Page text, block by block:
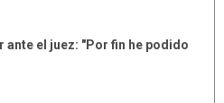
ante el juez: "Por fin he podido